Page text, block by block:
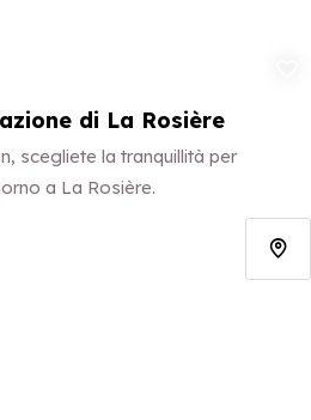
di La Rosière
scegliete la tranquillità per
a La Rosière.